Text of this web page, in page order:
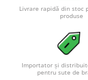
Livrare rapidă din stoc
produse
Importator și
pentru sute de